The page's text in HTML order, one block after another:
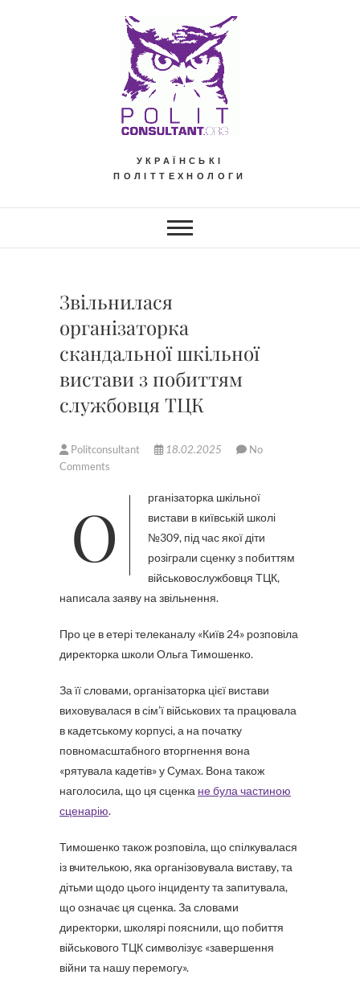
УКРАЇНСЬКІ
ПОЛІТТЕХНОЛОГИ
Звільнилася
організаторка
скандальної шкільної
вистави з побиттям
службовця ТЦК
Politconsultant 18.02.2025
No
Comments
Організаторка шкільної
вистави в київській школі
№309, під час якої діти
розіграли сценку з побиттям
військовослужбовця ТЦК,
написала заяву на звільнення.
Про це в етері телеканалу «Київ 24» розповіла
директорка школи Ольга Тимошенко.
За її словами, організаторка цієї вистави
виховувалася в сім’ї військових та працювала
в кадетському корпусі, а на початку
повномасштабного вторгнення вона
«рятувала кадетів» у Сумах. Вона також
наголосила, що ця сценка не була частиною
сценарію.
Тимошенко також розповіла, що спілкувалася
із вчителькою, яка організовувала виставу, та
дітьми щодо цього інциденту та запитувала,
що означає ця сценка. За словами
директорки, школярі пояснили, що побиття
військового ТЦК символізує «завершення
війни та нашу перемогу».